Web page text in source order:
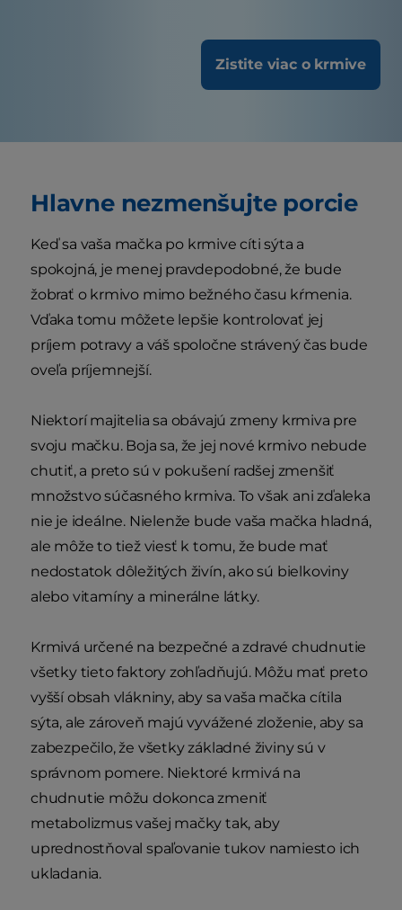
Zistite viac o krmive
Hlavne nezmenšujte porcie
Keď sa vaša mačka po krmive cíti sýta a
spokojná, je menej pravdepodobné, že bude
žobrať o krmivo mimo bežného času kŕmenia.
Vďaka tomu môžete lepšie kontrolovať jej
príjem potravy a váš spoločne strávený čas bude
oveľa príjemnejší.
Niektorí majitelia sa obávajú zmeny krmiva pre
svoju mačku. Boja sa, že jej nové krmivo nebude
chutiť, a preto sú v pokušení radšej zmenšiť
množstvo súčasného krmiva. To však ani zďaleka
nie je ideálne. Nielenže bude vaša mačka hladná,
ale môže to tiež viesť k tomu, že bude mať
nedostatok dôležitých živín, ako sú bielkoviny
alebo vitamíny a minerálne látky.
Krmivá určené na bezpečné a zdravé chudnutie
všetky tieto faktory zohľadňujú. Môžu mať preto
vyšší obsah vlákniny, aby sa vaša mačka cítila
sýta, ale zároveň majú vyvážené zloženie, aby sa
zabezpečilo, že všetky základné živiny sú v
správnom pomere. Niektoré krmivá na
chudnutie môžu dokonca zmeniť
metabolizmus vašej mačky tak, aby
uprednostňoval spaľovanie tukov namiesto ich
ukladania.